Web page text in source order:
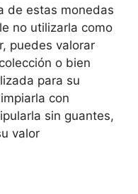
de estas monedas
no utilizarla como
puedes valorar
o bien
para su
con
sin guantes,
valor